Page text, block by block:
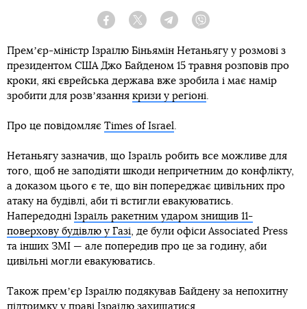
Facebook Twitter Telegram
Премʼєр-міністр Ізраїлю Біньямін Нетаньягу у розмові з
президентом США Джо Байденом 15 травня розповів про
кроки, які єврейська держава вже зробила і має намір
зробити для розвʼязання кризи у регіоні
Про це повідомляє Times of Israel
Нетаньягу зазначив, що Ізраїль робить все можливе для
того, щоб не заподіяти шкоди непричетним до конфлікту,
а доказом цього є те, що він попереджає цивільних про
атаку на будівлі, аби ті встигли евакуюватись.
Напередодні Ізраїль ракетним ударом знищив 11-
поверхову будівлю у Газі , де були офіси Associated Press
та інших ЗМІ — але попередив про це за годину, аби
цивільні могли евакуюватись.
Також премʼєр Ізраїлю подякував Байдену за непохитну
підтримку у праві Ізраїлю захищатися.